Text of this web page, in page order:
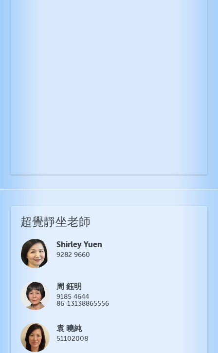
超覺靜坐老師
Shirley Yuen
9282 9660
周 鈺明
9185 4644
86-13138865556
袁 曉純
51102008